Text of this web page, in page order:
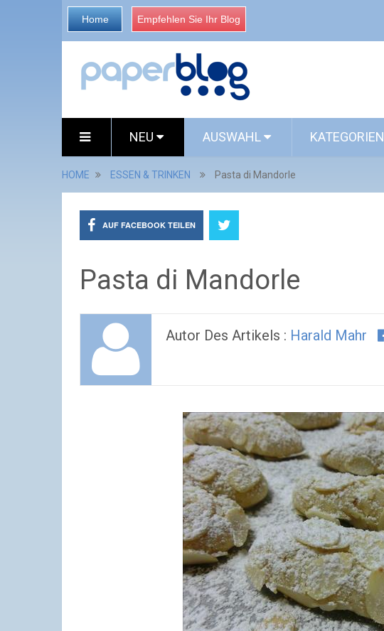
Home Empfehlen Sie Ihr Blog
NEU AUSWAHL KATEGORIEN
HOME ESSEN & TRINKEN Pasta di Mandorle
AUF FACEBOOK TEILEN
Pasta di Mandorle
Autor Des Artikels : Harald Mahr